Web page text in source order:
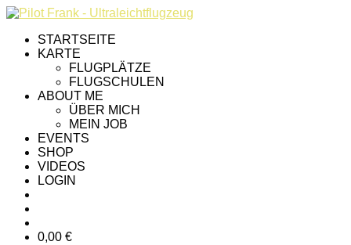
STARTSEITE
KARTE
FLUGPLÄTZE
FLUGSCHULEN
ABOUT ME
ÜBER MICH
MEIN JOB
EVENTS
SHOP
VIDEOS
LOGIN
0,00 €